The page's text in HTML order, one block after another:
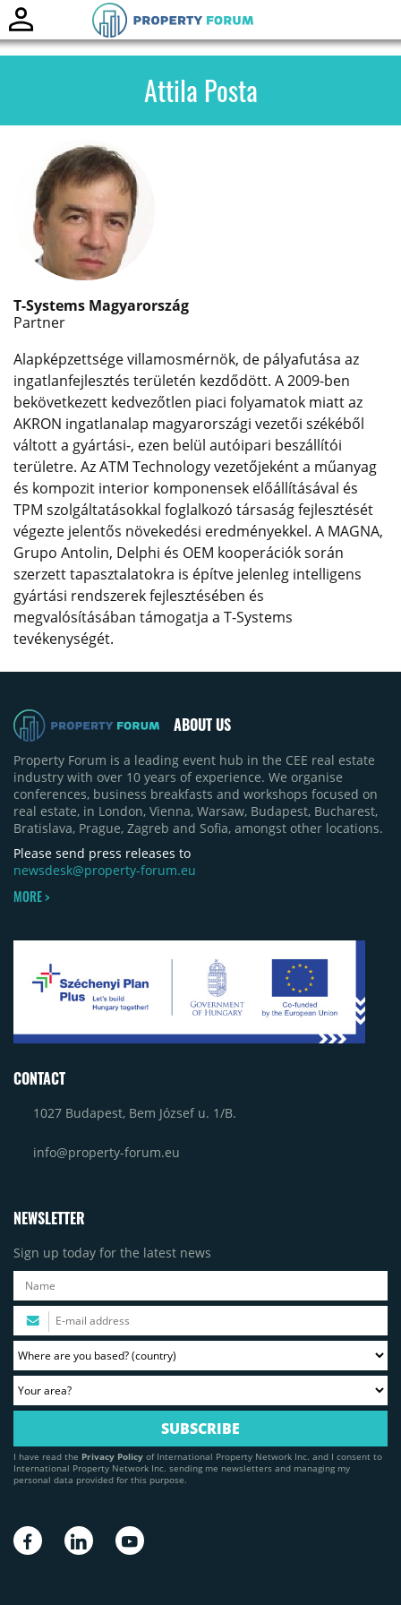
Attila Posta
T-Systems Magyarország
Partner
Alapképzettsége villamosmérnök, de pályafutása az
ingatlanfejlesztés területén kezdődött. A 2009-ben
bekövetkezett kedvezőtlen piaci folyamatok miatt az
AKRON ingatlanalap magyarországi vezetői székéből
váltott a gyártási-, ezen belül autóipari beszállítói
területre. Az ATM Technology vezetőjeként a műanyag
és kompozit interior komponensek előállításával és
TPM szolgáltatásokkal foglalkozó társaság fejlesztését
végezte jelentős növekedési eredményekkel. A MAGNA,
Grupo Antolin, Delphi és OEM kooperációk során
szerzett tapasztalatokra is építve jelenleg intelligens
gyártási rendszerek fejlesztésében és
megvalósításában támogatja a T-Systems
tevékenységét.
ABOUT US
Property Forum is a leading event hub in the CEE real estate
industry with over 10 years of experience. We organise
conferences, business breakfasts and workshops focused on
real estate, in London, Vienna, Warsaw, Budapest, Bucharest,
Bratislava, Prague, Zagreb and Sofia, amongst other locations.
Please send press releases to
newsdesk@property-forum.eu
MORE >
CONTACT
1027 Budapest, Bem József u. 1/B.
info@property-forum.eu
NEWSLETTER
Sign up today for the latest news
I have read the Privacy Policy of International Property Network Inc. and I consent to
International Property Network Inc. sending me newsletters and managing my
personal data provided for this purpose.